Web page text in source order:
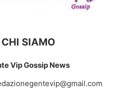
CHI SIAMO
Vip Gossip News